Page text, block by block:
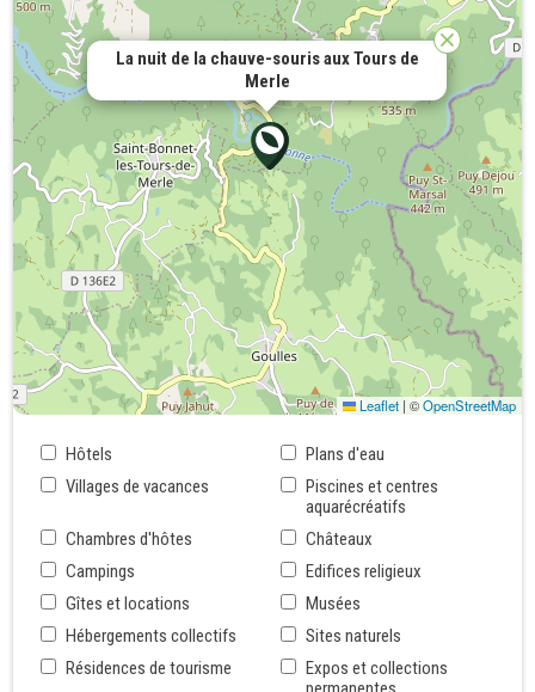
La nuit de la chauve-souris aux Tours de
Merle
Leaflet | ©OpenStreetMap
Hôtels
Plans d'eau
Villages de vacances
Piscines et centres
aquarécréatifs
Chambres d'hôtes
Châteaux
Campings
Edifices religieux
Gîtes et locations
Musées
Hébergements collectifs
Sites naturels
Résidences de tourisme
Expos et collections